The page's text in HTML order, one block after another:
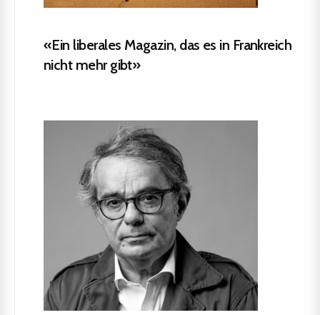
«Ein liberales Magazin, das es in Frankreich
nicht mehr gibt»